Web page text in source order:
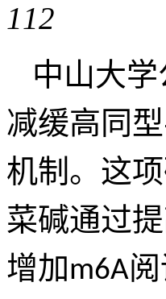
112
中山大
减缓高同
机制。这
菜碱通过
增加 m6A